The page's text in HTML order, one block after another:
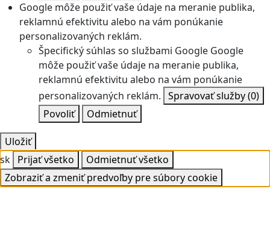
Google môže použiť vaše údaje na meranie publika,
reklamnú efektivitu alebo na vám ponúkanie
personalizovaných reklám.
Špecifický súhlas so službami Google Google
môže použiť vaše údaje na meranie publika,
reklamnú efektivitu alebo na vám ponúkanie
personalizovaných reklám. Spravovať služby(0)
Povoliť
Odmietnuť
Uložiť
sk Prijať všetko
Odmietnuť všetko
Zobraziť a zmeniť predvoľby pre súbory cookie